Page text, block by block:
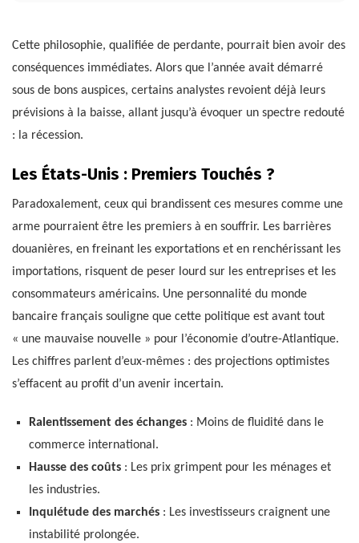
Cette philosophie, qualifiée de perdante, pourrait bien avoir des
conséquences immédiates. Alors que l’année avait démarré
sous de bons auspices, certains analystes revoient déjà leurs
prévisions à la baisse, allant jusqu’à évoquer un spectre redouté
: la récession.
Les États-Unis : Premiers Touchés ?
Paradoxalement, ceux qui brandissent ces mesures comme une
arme pourraient être les premiers à en souffrir. Les barrières
douanières, en freinant les exportations et en renchérissant les
importations, risquent de peser lourd sur les entreprises et les
consommateurs américains. Une personnalité du monde
bancaire français souligne que cette politique est avant tout
« une mauvaise nouvelle » pour l’économie d’outre-Atlantique.
Les chiffres parlent d’eux-mêmes : des projections optimistes
s’effacent au profit d’un avenir incertain.
Ralentissement des échanges: Moins de fluidité dans le
commerce international.
Hausse des coûts: Les prix grimpent pour les ménages et
les industries.
Inquiétude des marchés: Les investisseurs craignent une
instabilité prolongée.